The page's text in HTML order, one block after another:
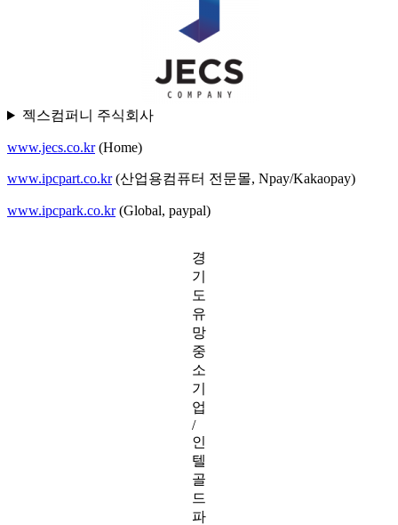
젝스컴퍼니 주식회사
www.jecs.co.kr(Home)
www.ipcpart.co.kr(산업용컴퓨터 전문몰, Npay/Kakaopay)
www.ipcpark.co.kr(Global, paypal)
경
기
도
유
망
중
소
기
업
/
인
텔
골
드
파